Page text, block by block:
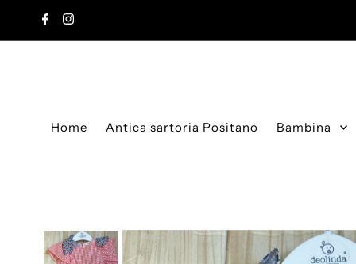
Vai direttamente ai contenuti
Home Antica sartoria Positano Bambina